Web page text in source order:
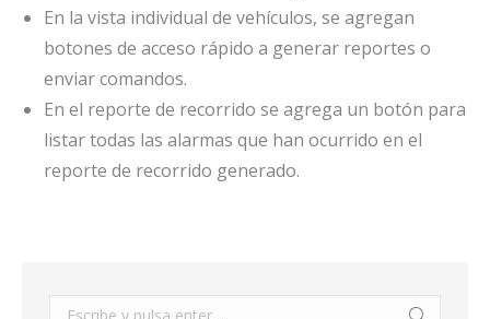
En la vista individual de vehículos, se agregan
botones de acceso rápido a generar reportes o
enviar comandos.
En el reporte de recorrido se agrega un botón para
listar todas las alarmas que han ocurrido en el
reporte de recorrido generado.
Buscar: